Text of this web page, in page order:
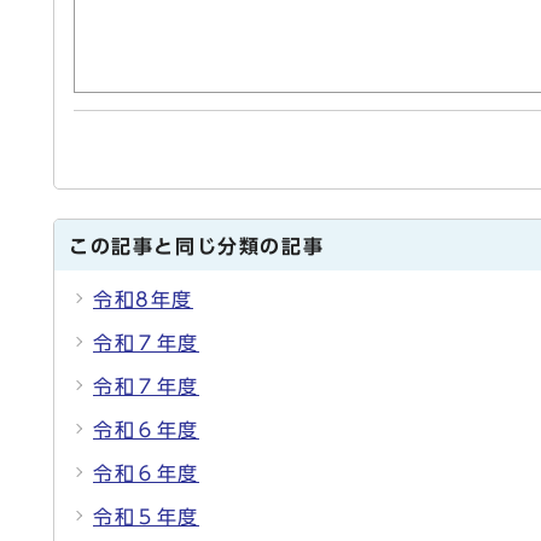
この記事と同じ分類の記事
令和8年度
令和７年度
令和７年度
令和６年度
令和６年度
令和５年度